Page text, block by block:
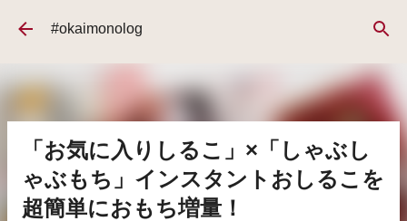
スキップしてメイン コンテンツに移動
#okaimonolog
「お気に入りしるこ」×「しゃぶし
ゃぶもち」インスタントおしるこを
超簡単におもち増量！